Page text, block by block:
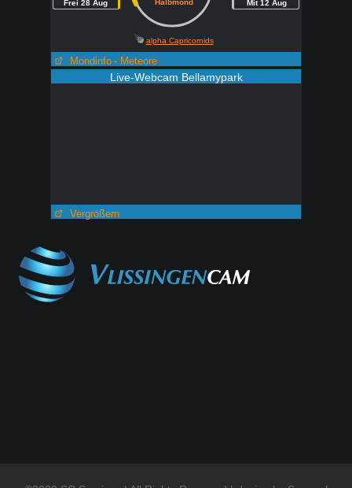
Frei 28 Aug
Halbmond
alpha Capricornids
Mit 12 Aug
Mondinfo - Meteore
Live-Webcam Bellamypark
Vergrößern